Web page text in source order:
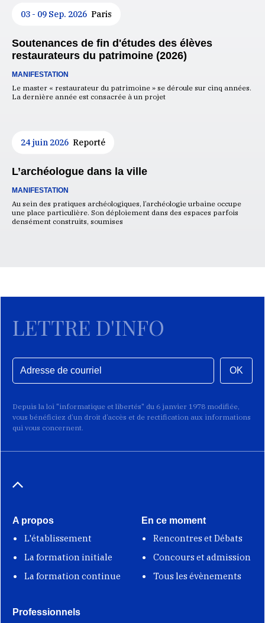
03 - 09 Sep. 2026 Paris
Soutenances de fin d'études des élèves
restaurateurs du patrimoine (2026)
MANIFESTATION
Le master « restaurateur du patrimoine » se déroule sur cinq années.
La dernière année est consacrée à un projet
24 juin 2026 Reporté
L’archéologue dans la ville
MANIFESTATION
Au sein des pratiques archéologiques, l’archéologie urbaine occupe
une place particulière. Son déploiement dans des espaces parfois
densément construits, soumises
LETTRE D'INFO
OK
Depuis la loi "informatique et libertés" du 6 janvier 1978 modifiée,
vous bénéficiez d’un droit d’accès et de rectification aux informations
qui vous concernent.
A propos
L'établissement
La formation initiale
La formation continue
En ce moment
Rencontres et Débats
Concours et admission
Tous les évènements
Professionnels